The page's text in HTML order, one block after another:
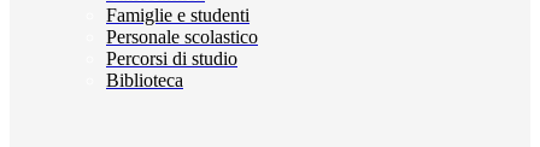
Famiglie e studenti
Personale scolastico
Percorsi di studio
Biblioteca